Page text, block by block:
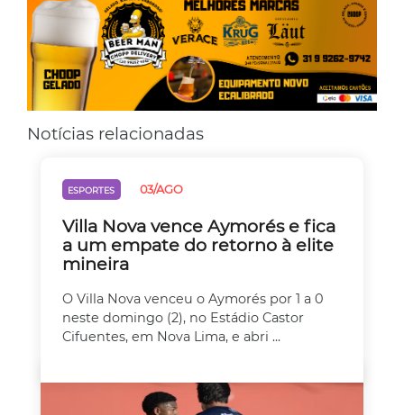
Notícias relacionadas
ESPORTES 03/AGO
Villa Nova vence Aymorés e fica
a um empate do retorno à elite
mineira
O Villa Nova venceu o Aymorés por 1 a 0
neste domingo (2), no Estádio Castor
Cifuentes, em Nova Lima, e abri ...